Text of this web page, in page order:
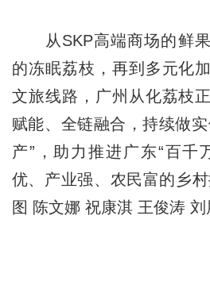
从SKP高端商场的鲜果
的冻眠荔枝，再到多元化
文旅线路，广州从化荔枝
赋能、全链融合，持续做
产”，助力推进广东“百千
优、产业强、农民富的乡
图 陈文娜 祝康淇 王俊涛 刘